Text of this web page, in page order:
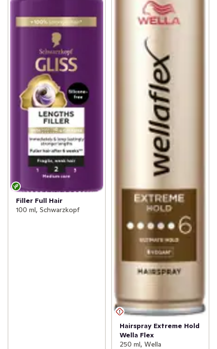
Filler Full Hair
100 ml, Schwarzkopf
Hairspray Extreme Hold
Wella Flex
250 ml, Wella